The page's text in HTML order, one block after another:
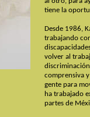
tiene la
Desde 1986,
trabajando
volver al
discriminación
comprensiva
gente para
ha trabajado
partes de